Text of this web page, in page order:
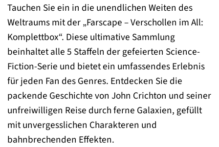
Tauchen Sie ein in die unendlichen Weiten des
Weltraums mit der „Farscape – Verschollen im All:
Komplettbox“. Diese ultimative Sammlung
beinhaltet alle 5 Staffeln der gefeierten Science-
Fiction-Serie und bietet ein umfassendes Erlebnis
für jeden Fan des Genres. Entdecken Sie die
packende Geschichte von John Crichton und seiner
unfreiwilligen Reise durch ferne Galaxien, gefüllt
mit unvergesslichen Charakteren und
bahnbrechenden Effekten.